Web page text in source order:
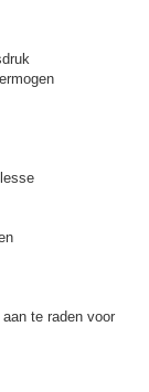
te raden voor